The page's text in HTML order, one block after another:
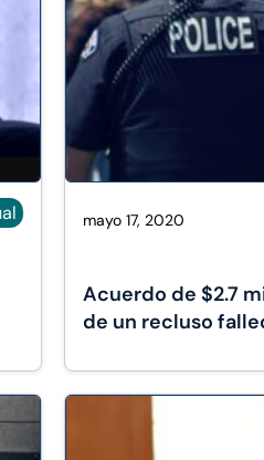
mayo 17, 2020
Acuerdo de $2.7
de un recluso